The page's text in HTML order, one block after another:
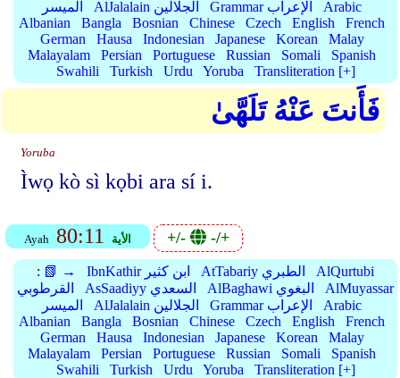
الميسر AlJalalain الجلالين Grammar الإعراب
Arabic
Albanian
Bangla Bosnian Chinese Czech English
French
German
Hausa Indonesian Japanese Korean
Malay
Malayalam
Persian Portuguese Russian Somali
Spanish
Swahili
Turkish Urdu Yoruba Transliteration [+]
فَأَنتَ عَنْهُ تَلَهَّىٰ
Yoruba
Ìwọ kò sì kọbi ara sí i.
Ayah 80:11 الأية +/- -/+
: 📗 → IbnKathir ابن كثير AtTabariy الطبري
AlQurtubi
القرطوبي
AsSaadiyy السعدي AlBaghawi البغوي
AlMuyassar
الميسر
AlJalalain الجلالين Grammar الإعراب
Arabic
Albanian
Bangla Bosnian Chinese Czech English
French
German
Hausa Indonesian Japanese Korean
Malay
Malayalam
Persian Portuguese Russian Somali
Spanish
Swahili
Turkish Urdu Yoruba Transliteration [+]